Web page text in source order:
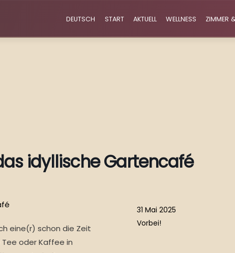
DEUTSCH START AKTUELL WELLNESS ZIMMER
idyllische Gartencafé
eine(r) schon die Zeit
oder Kaffee in
31 Mai 2025
Vorbei!